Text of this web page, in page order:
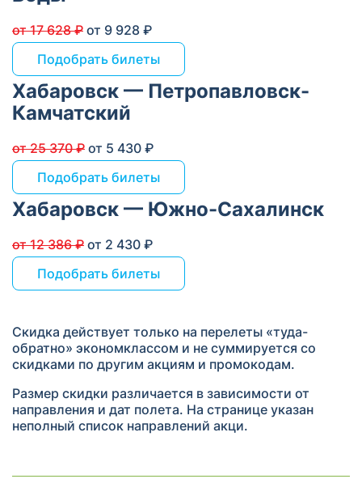
от 17 628 ₽ от 9 928 ₽
Подобрать билеты
Хабаровск — Петропавловск-
Камчатский
от 25 370 ₽ от 5 430 ₽
Подобрать билеты
Хабаровск — Южно-Сахалинск
от 12 386 ₽ от 2 430 ₽
Подобрать билеты
Скидка действует только на перелеты «туда-
обратно» экономклассом и не суммируется со
скидками по другим акциям и промокодам.
Размер скидки различается в зависимости от
направления и дат полета. На странице указан
неполный список направлений акци.